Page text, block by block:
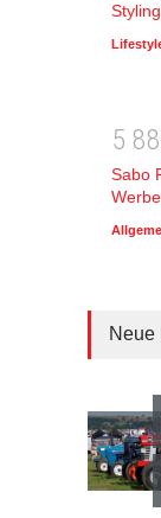
5 88
Sabo
Neue